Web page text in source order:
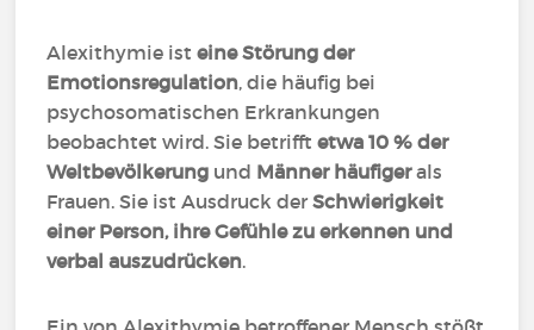
Alexithymie isteine Störung der
Emotionsregulation, die häufig bei
psychosomatischen Erkrankungen
beobachtet wird. Sie betrifftetwa 10 % der
Weltbevölkerung und Männer häufigerals
Frauen. Sie ist Ausdruck derSchwierigkeit
einer Person, ihre Gefühle zu erkennen und
verbal auszudrücken.